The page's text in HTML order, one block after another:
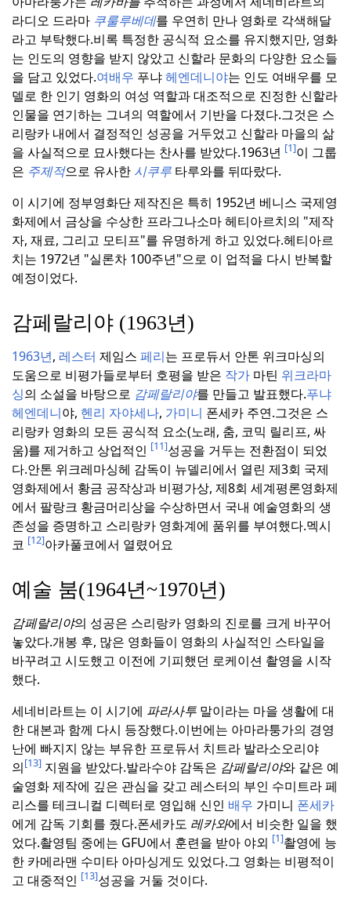
라디오 드라마 쿠룰루베데를 우연히 만나 영화로 각색해달
라고 부탁했다.비록 특정한 공식적 요소를 유지했지만, 영화
는 인도의 영향을 받지 않았고 신할라 문화의 다양한 요소들
을 담고 있었다.여배우 푸냐헤엔데니야는 인도 여배우를 모
델로 한 인기 영화의 여성 역할과 대조적으로 진정한 신할라
인물을 연기하는 그녀의 역할에서 기반을 다졌다.그것은 스
리랑카 내에서 결정적인 성공을 거두었고 신할라 마을의 삶
을 사실적으로 묘사했다는 찬사를 받았다.1963년 [1]이 그룹
은 주제적으로 유사한 시쿠루 타루와를 뒤따랐다.
이 시기에 정부영화단 제작진은 특히 1952년 베니스 국제영
화제에서 금상을 수상한 프라그나소마 헤티아르치의 "제작
자, 재료, 그리고 모티프"를 유명하게 하고 있었다.헤티아르
치는 1972년 "실론차 100주년"으로 이 업적을 다시 반복할
예정이었다.
감페랄리야 (1963년)
1963년, 레스터 제임스 페리는 프로듀서 안톤 위크마싱의
도움으로 비평가들로부터 호평을 받은 작가 마틴 위크라마
싱의 소설을 바탕으로 감페랄리야를 만들고 발표했다.푸냐
헤엔데니야, 헨리 자야세나, 가미니 폰세카 주연.그것은 스
리랑카 영화의 모든 공식적 요소(노래, 춤, 코믹 릴리프, 싸
움)를 제거하고 상업적인 [11]성공을 거두는 전환점이 되었
다.안톤 위크레마싱헤 감독이 뉴델리에서 열린 제3회 국제
영화제에서 황금 공작상과 비평가상, 제8회 세계평론영화제
에서 팔랑크 황금머리상을 수상하면서 국내 예술영화의 생
존성을 증명하고 스리랑카 영화계에 품위를 부여했다.멕시
코 [12]아카풀코에서 열렸어요
예술 붐(1964년~1970년)
감페랄리야의 성공은 스리랑카 영화의 진로를 크게 바꾸어
놓았다.개봉 후, 많은 영화들이 영화의 사실적인 스타일을
바꾸려고 시도했고 이전에 기피했던 로케이션 촬영을 시작
했다.
세네비라트는 이 시기에 파라사투 말이라는 마을 생활에 대
한 대본과 함께 다시 등장했다.이번에는 아마라퉁가의 경영
난에 빠지지 않는 부유한 프로듀서 치트라 발라소오리야
의[13] 지원을 받았다.발라수야 감독은 감페랄리야와 같은 예
술영화 제작에 깊은 관심을 갖고 레스터의 부인 수미트라 페
리스를 테크니컬 디렉터로 영입해 신인 배우 가미니 폰세카
에게 감독 기회를 줬다.폰세카도 레카와에서 비슷한 일을 했
었다.촬영팀 중에는 GFU에서 훈련을 받아 야외 [1]촬영에 능
한 카메라맨 수미타 아마싱게도 있었다.그 영화는 비평적이
고 대중적인 [13]성공을 거둘 것이다.